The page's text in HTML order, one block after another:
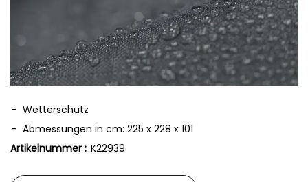
Wetterschutz
Abmessungen in cm: 225 x 228 x 101
Artikelnummer : K22939